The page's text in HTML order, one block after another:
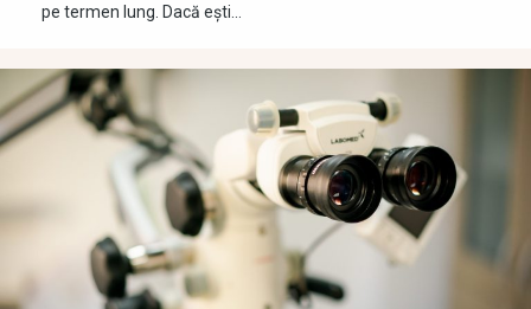
pe termen lung. Dacă ești…